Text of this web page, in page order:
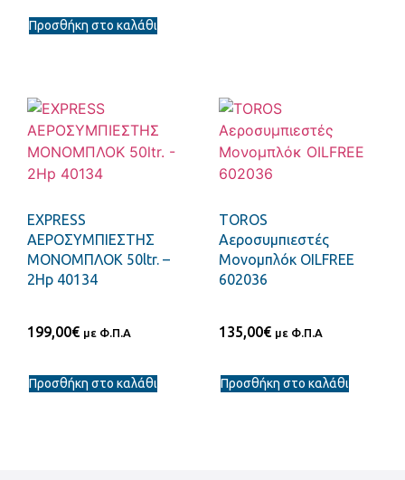
Προσθήκη στο καλάθι
EXPRESS
ΑΕΡΟΣΥΜΠΙΕΣΤΗΣ
ΜΟΝΟΜΠΛΟΚ 50ltr. –
2Hp 40134
199,00€ με Φ.Π.Α
Προσθήκη στο καλάθι
TOROS
Αεροσυμπιεστές
Μονομπλόκ OILFREE
602036
135,00€ με Φ.Π.Α
Προσθήκη στο καλάθι